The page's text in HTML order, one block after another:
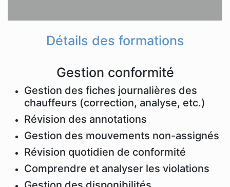
Détails des formations
Gestion conformité
Gestion des fiches journalières des
chauffeurs (correction, analyse, etc.)
Révision des annotations
Gestion des mouvements non-assignés
Révision quotidien de conformité
Comprendre et analyser les violations